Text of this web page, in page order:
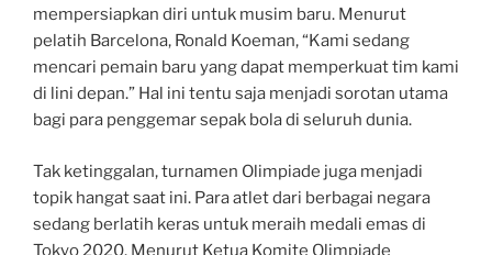
mempersiapkan diri untuk musim baru. Menurut
pelatih Barcelona, Ronald Koeman, “Kami sedang
mencari pemain baru yang dapat memperkuat tim kami
di lini depan.” Hal ini tentu saja menjadi sorotan utama
bagi para penggemar sepak bola di seluruh dunia.
Tak ketinggalan, turnamen Olimpiade juga menjadi
topik hangat saat ini. Para atlet dari berbagai negara
sedang berlatih keras untuk meraih medali emas di
Tokyo 2020. Menurut Ketua Komite Olimpiade